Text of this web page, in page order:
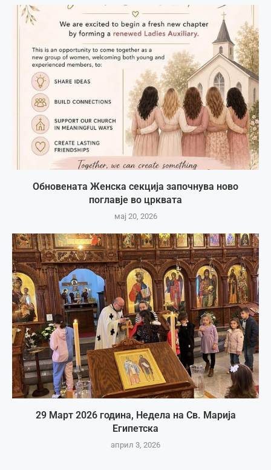
Обновената Женска секција започнува ново
поглавје во црквата
мај 20, 2026
29 Март 2026 година, Недела на Св. Марија
Египетска
април 3, 2026